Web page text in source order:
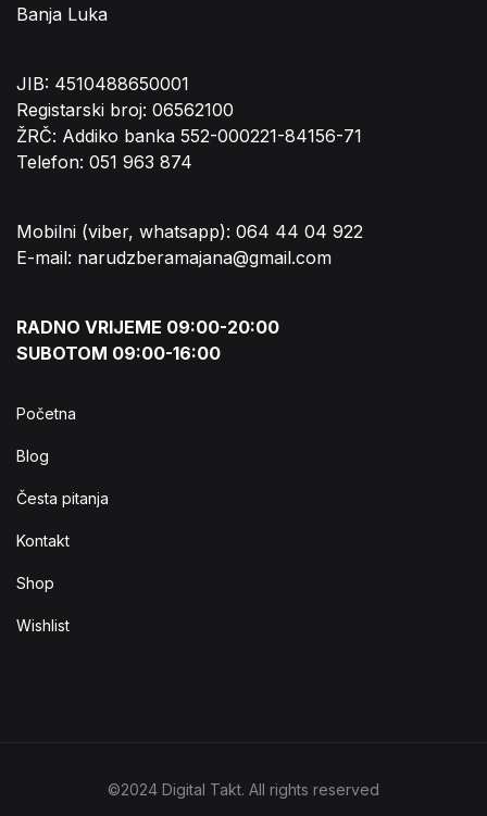
Banja Luka
JIB: 4510488650001
Registarski broj: 06562100
ŽRČ: Addiko banka 552-000221-84156-71
Telefon: 051 963 874
Mobilni (viber, whatsapp): 064 44 04 922
E-mail: narudzberamajana@gmail.com
RADNO VRIJEME 09:00-20:00
SUBOTOM 09:00-16:00
Početna
Blog
Česta pitanja
Kontakt
Shop
Wishlist
©2024 Digital Takt. All rights reserved